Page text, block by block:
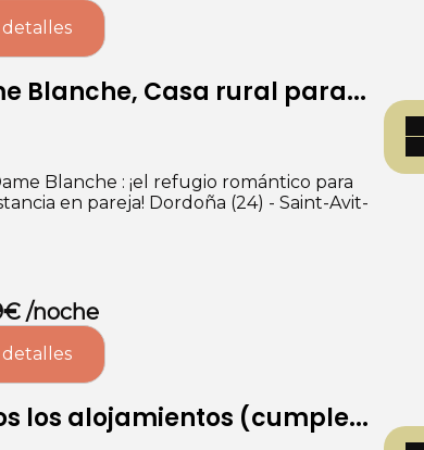
detalles
Blanche, Casa rural para...
Blanche : ¡el refugio romántico para
en pareja! Dordoña (24) - Saint-Avit-
/noche
detalles
los alojamientos (cumple...